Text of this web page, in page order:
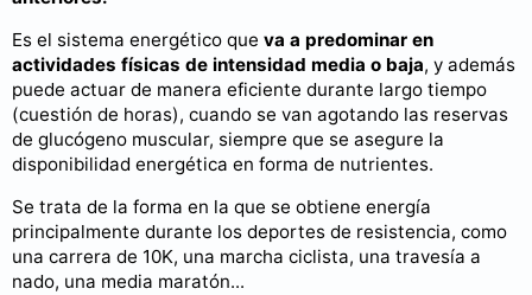
Es el sistema energético que va a predominar en
actividades físicas de intensidad media o baja, y además
puede actuar de manera eficiente durante largo tiempo
(cuestión de horas), cuando se van agotando las reservas
de glucógeno muscular, siempre que se asegure la
disponibilidad energética en forma de nutrientes.
Se trata de la forma en la que se obtiene energía
principalmente durante los deportes de resistencia, como
una carrera de 10K, una marcha ciclista, una travesía a
nado, una media maratón...